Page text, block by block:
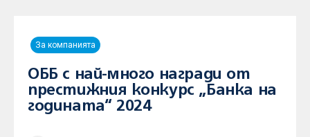
За компанията
ОББ с най-много награди от
престижния конкурс „Банка на
годината“ 2024